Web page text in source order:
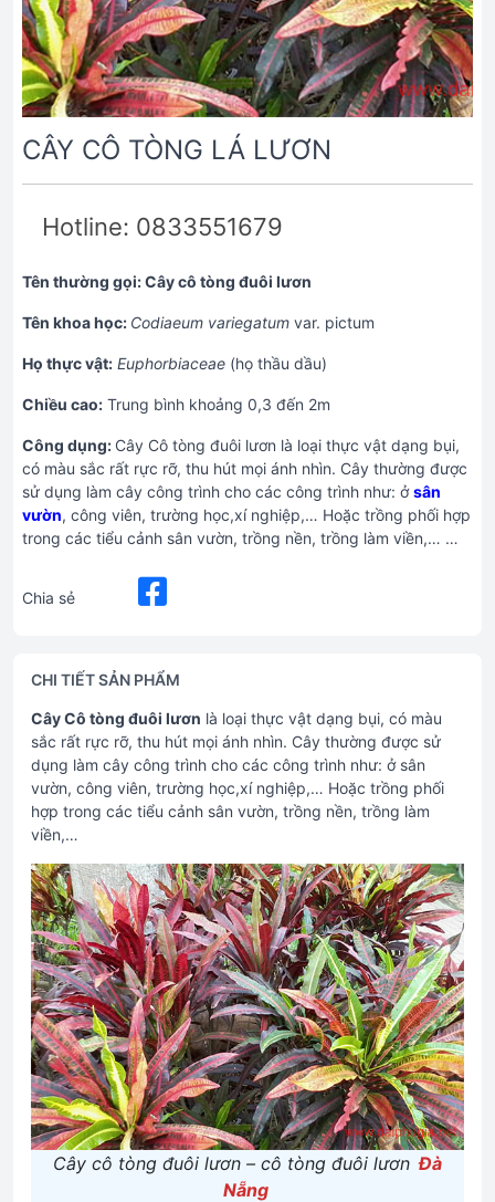
CÂY CÔ TÒNG LÁ LƯƠN
Hotline: 0833551679
Tên thường gọi: Cây cô tòng đuôi lươn
Tên khoa học: Codiaeum variegatum var. pictum
Họ thực vật: Euphorbiaceae (họ thầu dầu)
Chiều cao: Trung bình khoảng 0,3 đến 2m
Công dụng: Cây Cô tòng đuôi lươn là loại thực vật dạng bụi,
có màu sắc rất rực rỡ, thu hút mọi ánh nhìn. Cây thường được
sử dụng làm cây công trình cho các công trình như: ởsân
vườn, công viên, trường học,xí nghiệp,… Hoặc trồng phối hợp
trong các tiểu cảnh sân vườn, trồng nền, trồng làm viền,… …
Chia sẻ
CHI TIẾT SẢN PHẨM
Cây Cô tòng đuôi lươn là loại thực vật dạng bụi, có màu
sắc rất rực rỡ, thu hút mọi ánh nhìn. Cây thường được sử
dụng làm cây công trình cho các công trình như: ở sân
vườn, công viên, trường học,xí nghiệp,… Hoặc trồng phối
hợp trong các tiểu cảnh sân vườn, trồng nền, trồng làm
viền,…
Cây cô tòng đuôi lươn – cô tòng đuôi lươn Đà
Nẵng